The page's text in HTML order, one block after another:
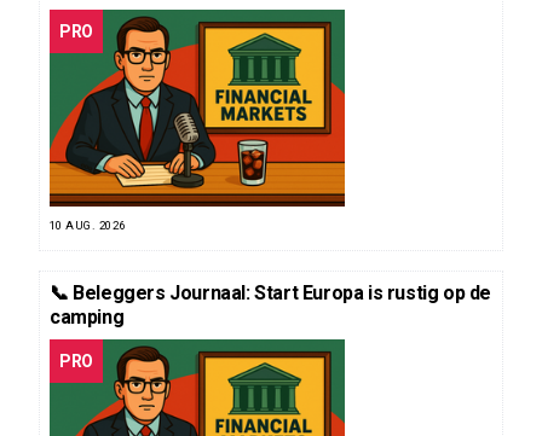
PRO
10 AUG. 2026
📞 Beleggers Journaal: Start Europa is rustig op de
camping
PRO